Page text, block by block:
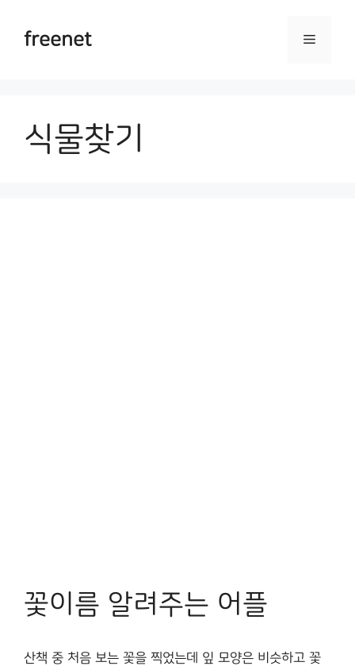
contentfreenet Menu
식물찾기
꽃이름 알려주는 어플
산책 중 처음 보는 꽃을 찍었는데 잎 모양은 비슷하고 꽃